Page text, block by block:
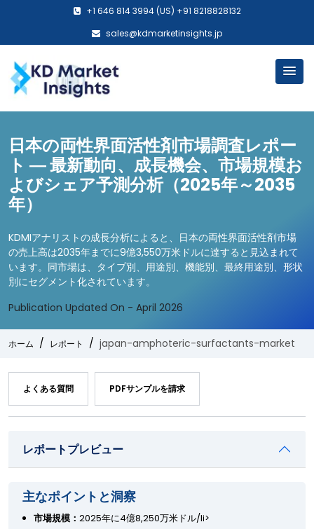
+1 646 814 3994 (US) +91 8218828132
sales@kdmarketinsights.jp
日本の両性界面活性剤市場調査レポー
ト ― 最新動向、成長機会、市場規模お
よびシェア予測分析（2025年～2035
年）
KDMIアナリストの成長分析によると、日本の両性界面活性剤市場
の売上高は2035年までに9億3,550万米ドルに達すると見込まれて
います。同市場は、タイプ別、用途別、機能別、最終用途別、形状
別にセグメント化されています。
Publication Updated On - April 2026
ホーム レポート japan-amphoteric-surfactants-market
よくある質問 PDFサンプルを請求
レポートプレビュー
主なポイントと洞察
市場規模： 2025年に4億8,250万米ドル/li>